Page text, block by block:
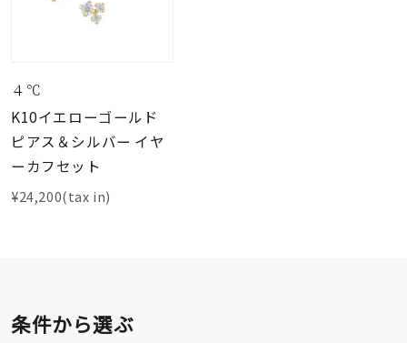
４℃
K10イエローゴールド
ピアス＆シルバー イヤ
ーカフセット
¥24,200(tax in)
条件から選ぶ